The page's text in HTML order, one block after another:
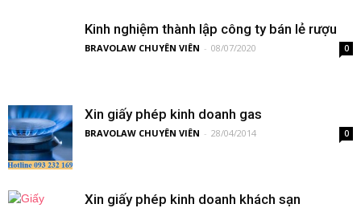
Kinh nghiệm thành lập công ty bán lẻ rượu
BRAVOLAW CHUYÊN VIÊN - 08/07/2020 0
Xin giấy phép kinh doanh gas
BRAVOLAW CHUYÊN VIÊN - 28/04/2014 0
Xin giấy phép kinh doanh khách sạn